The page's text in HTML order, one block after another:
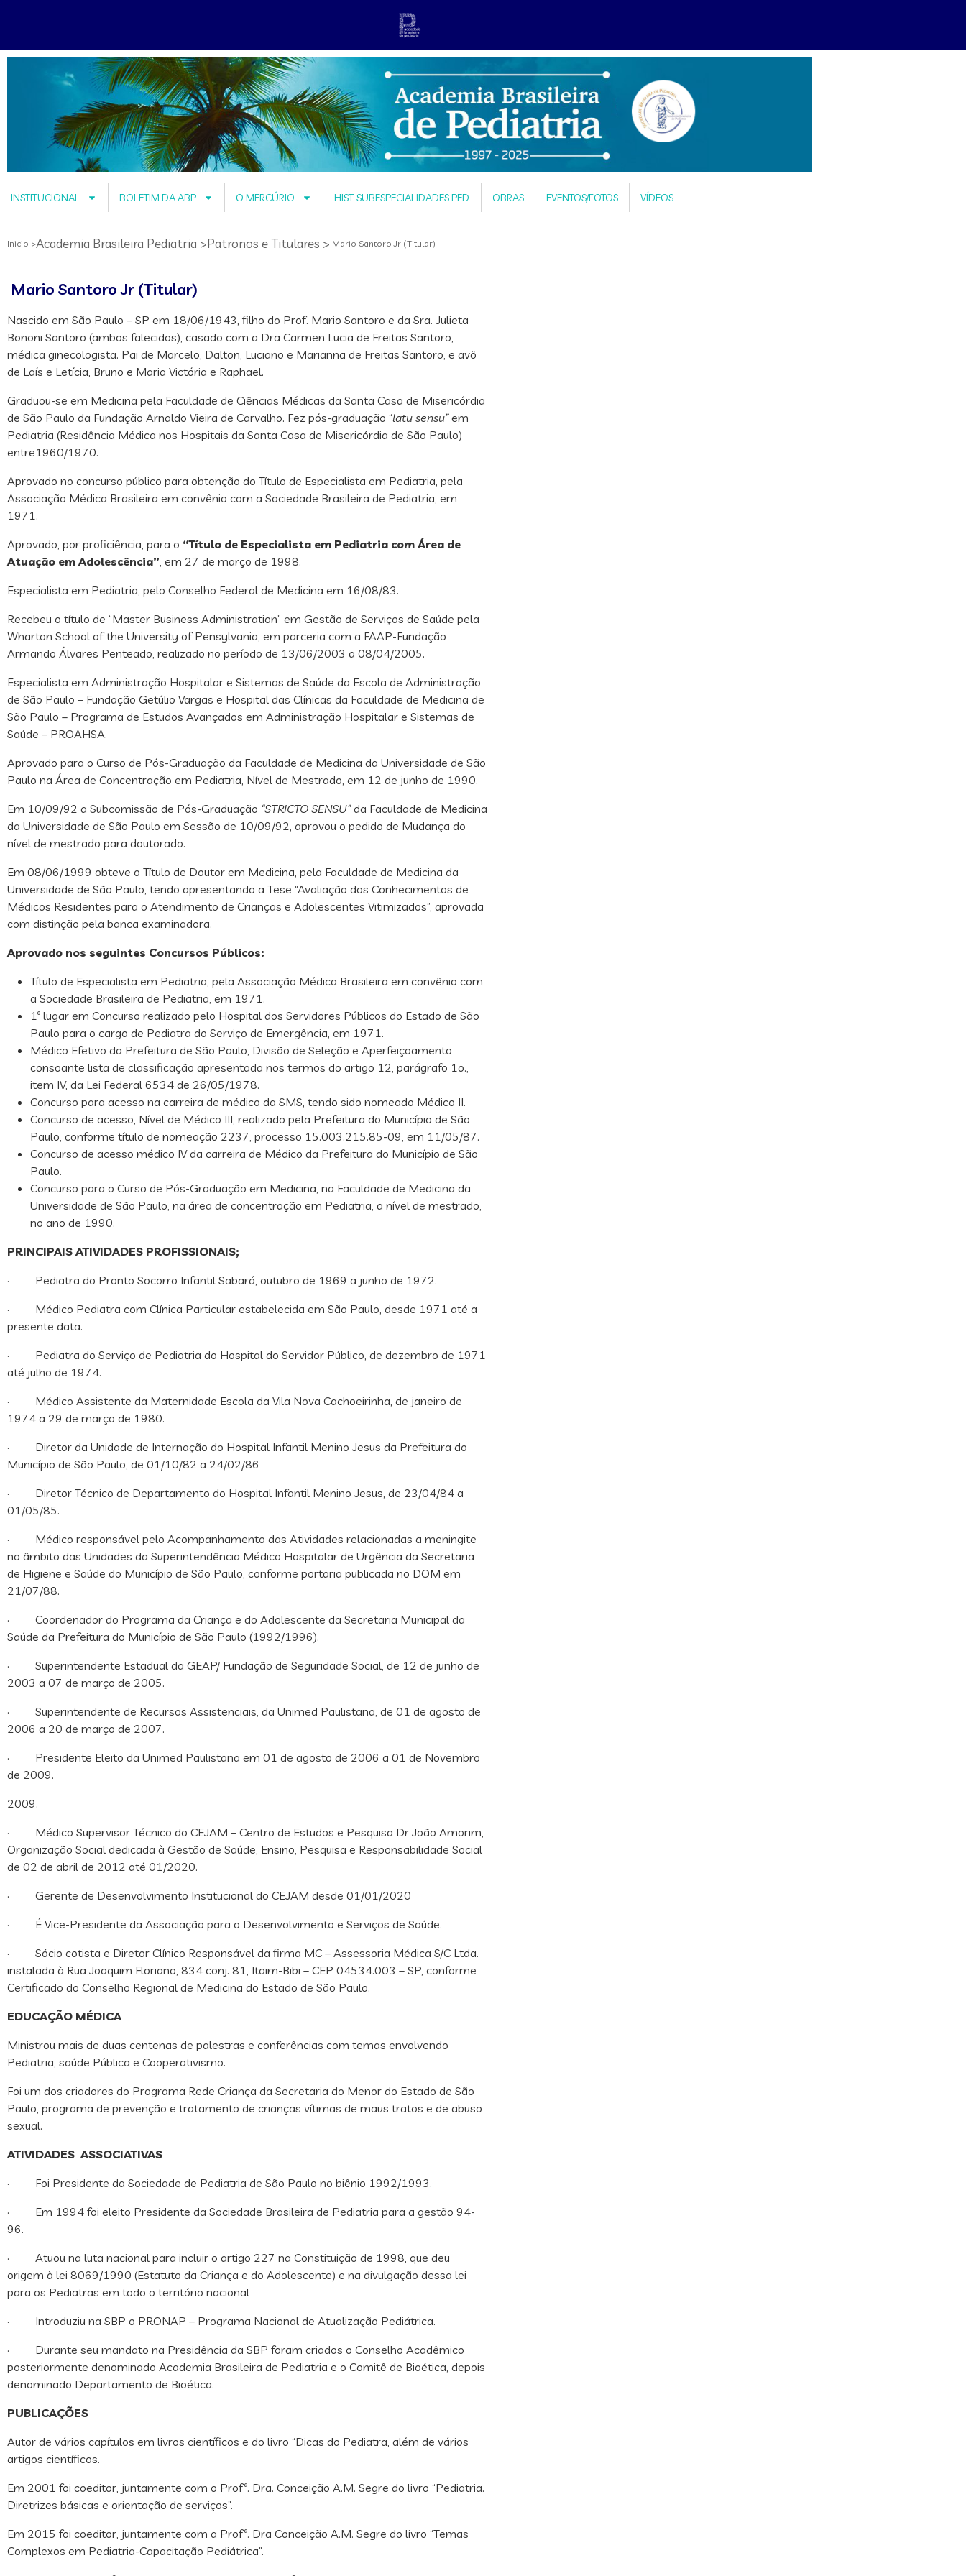
INSTITUCIONAL BOLETIM DA ABP O MERCÚRIO HIST. SUBESPECIALIDADES PED. OBRAS EVENTOS/FOTOS VÍDEOS
Inicio >Academia Brasileira Pediatria >Patronos e Titulares > Mario Santoro Jr (Titular)
Mario Santoro Jr (Titular)
Nascido em São Paulo – SP em 18/06/1943, filho do Prof. Mario Santoro e da Sra. Julieta
Bononi Santoro (ambos falecidos), casado com a Dra Carmen Lucia de Freitas Santoro,
médica ginecologista. Pai de Marcelo, Dalton, Luciano e Marianna de Freitas Santoro, e avô
de Laís e Letícia, Bruno e Maria Victória e Raphael.
Graduou-se em Medicina pela Faculdade de Ciências Médicas da Santa Casa de Misericórdia
de São Paulo da Fundação Arnaldo Vieira de Carvalho. Fez pós-graduação “latu sensu”em
Pediatria (Residência Médica nos Hospitais da Santa Casa de Misericórdia de São Paulo)
entre1960/1970.
Aprovado no concurso público para obtenção do Título de Especialista em Pediatria, pela
Associação Médica Brasileira em convênio com a Sociedade Brasileira de Pediatria, em
1971.
Aprovado, por proficiência, para o “Título de Especialista em Pediatria com Área de
Atuação em Adolescência”, em 27 de março de 1998.
Especialista em Pediatria, pelo Conselho Federal de Medicina em 16/08/83.
Recebeu o título de “Master Business Administration” em Gestão de Serviços de Saúde pela
Wharton School of the University of Pensylvania, em parceria com a FAAP-Fundação
Armando Álvares Penteado, realizado no período de 13/06/2003 a 08/04/2005.
Especialista em Administração Hospitalar e Sistemas de Saúde da Escola de Administração
de São Paulo – Fundação Getúlio Vargas e Hospital das Clínicas da Faculdade de Medicina de
São Paulo – Programa de Estudos Avançados em Administração Hospitalar e Sistemas de
Saúde – PROAHSA.
Aprovado para o Curso de Pós-Graduação da Faculdade de Medicina da Universidade de São
Paulo na Área de Concentração em Pediatria, Nível de Mestrado, em 12 de junho de 1990.
Em 10/09/92 a Subcomissão de Pós-Graduação “STRICTO SENSU”da Faculdade de Medicina
da Universidade de São Paulo em Sessão de 10/09/92, aprovou o pedido de Mudança do
nível de mestrado para doutorado.
Em 08/06/1999 obteve o Título de Doutor em Medicina, pela Faculdade de Medicina da
Universidade de São Paulo, tendo apresentando a Tese “Avaliação dos Conhecimentos de
Médicos Residentes para o Atendimento de Crianças e Adolescentes Vitimizados”, aprovada
com distinção pela banca examinadora.
Aprovado nos seguintes Concursos Públicos:
Título de Especialista em Pediatria, pela Associação Médica Brasileira em convênio com
a Sociedade Brasileira de Pediatria, em 1971.
1º lugar em Concurso realizado pelo Hospital dos Servidores Públicos do Estado de São
Paulo para o cargo de Pediatra do Serviço de Emergência, em 1971.
Médico Efetivo da Prefeitura de São Paulo, Divisão de Seleção e Aperfeiçoamento
consoante lista de classificação apresentada nos termos do artigo 12, parágrafo 1o.,
item IV, da Lei Federal 6534 de 26/05/1978.
Concurso para acesso na carreira de médico da SMS, tendo sido nomeado Médico II.
Concurso de acesso, Nível de Médico III, realizado pela Prefeitura do Município de São
Paulo, conforme título de nomeação 2237, processo 15.003.215.85-09, em 11/05/87.
Concurso de acesso médico IV da carreira de Médico da Prefeitura do Município de São
Paulo.
Concurso para o Curso de Pós-Graduação em Medicina, na Faculdade de Medicina da
Universidade de São Paulo, na área de concentração em Pediatria, a nível de mestrado,
no ano de 1990.
PRINCIPAIS ATIVIDADES PROFISSIONAIS;
· Pediatra do Pronto Socorro Infantil Sabará, outubro de 1969 a junho de 1972.
· Médico Pediatra com Clínica Particular estabelecida em São Paulo, desde 1971 até a
presente data.
· Pediatra do Serviço de Pediatria do Hospital do Servidor Público, de dezembro de 1971
até julho de 1974.
· Médico Assistente da Maternidade Escola da Vila Nova Cachoeirinha, de janeiro de
1974 a 29 de março de 1980.
· Diretor da Unidade de Internação do Hospital Infantil Menino Jesus da Prefeitura do
Município de São Paulo, de 01/10/82 a 24/02/86
· Diretor Técnico de Departamento do Hospital Infantil Menino Jesus, de 23/04/84 a
01/05/85.
· Médico responsável pelo Acompanhamento das Atividades relacionadas a meningite
no âmbito das Unidades da Superintendência Médico Hospitalar de Urgência da Secretaria
de Higiene e Saúde do Município de São Paulo, conforme portaria publicada no DOM em
21/07/88.
· Coordenador do Programa da Criança e do Adolescente da Secretaria Municipal da
Saúde da Prefeitura do Município de São Paulo (1992/1996).
· Superintendente Estadual da GEAP/ Fundação de Seguridade Social, de 12 de junho de
2003 a 07 de março de 2005.
· Superintendente de Recursos Assistenciais, da Unimed Paulistana, de 01 de agosto de
2006 a 20 de março de 2007.
· Presidente Eleito da Unimed Paulistana em 01 de agosto de 2006 a 01 de Novembro
de 2009.
2009.
· Médico Supervisor Técnico do CEJAM – Centro de Estudos e Pesquisa Dr João Amorim,
Organização Social dedicada à Gestão de Saúde, Ensino, Pesquisa e Responsabilidade Social
de 02 de abril de 2012 até 01/2020.
· Gerente de Desenvolvimento Institucional do CEJAM desde 01/01/2020
· É Vice-Presidente da Associação para o Desenvolvimento e Serviços de Saúde.
· Sócio cotista e Diretor Clínico Responsável da firma MC – Assessoria Médica S/C Ltda.
instalada à Rua Joaquim Floriano, 834 conj. 81, Itaim-Bibi – CEP 04534.003 – SP, conforme
Certificado do Conselho Regional de Medicina do Estado de São Paulo.
EDUCAÇÃO MÉDICA
Ministrou mais de duas centenas de palestras e conferências com temas envolvendo
Pediatria, saúde Pública e Cooperativismo.
Foi um dos criadores do Programa Rede Criança da Secretaria do Menor do Estado de São
Paulo, programa de prevenção e tratamento de crianças vítimas de maus tratos e de abuso
sexual.
ATIVIDADES ASSOCIATIVAS
· Foi Presidente da Sociedade de Pediatria de São Paulo no biênio 1992/1993.
· Em 1994 foi eleito Presidente da Sociedade Brasileira de Pediatria para a gestão 94-
96.
· Atuou na luta nacional para incluir o artigo 227 na Constituição de 1998, que deu
origem à lei 8069/1990 (Estatuto da Criança e do Adolescente) e na divulgação dessa lei
para os Pediatras em todo o território nacional
· Introduziu na SBP o PRONAP – Programa Nacional de Atualização Pediátrica.
· Durante seu mandato na Presidência da SBP foram criados o Conselho Acadêmico
posteriormente denominado Academia Brasileira de Pediatria e o Comitê de Bioética, depois
denominado Departamento de Bioética.
PUBLICAÇÕES
Autor de vários capítulos em livros científicos e do livro “Dicas do Pediatra, além de vários
artigos científicos.
Em 2001 foi coeditor, juntamente com o Profª. Dra. Conceição A.M. Segre do livro “Pediatria.
Diretrizes básicas e orientação de serviços”.
Em 2015 foi coeditor, juntamente com a Profª. Dra Conceição A.M. Segre do livro “Temas
Complexos em Pediatria-Capacitação Pediátrica”.